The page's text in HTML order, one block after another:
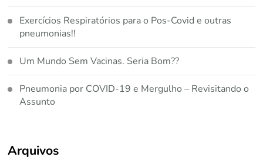
Exercícios Respiratórios para o Pos-Covid e outras
pneumonias!!
Um Mundo Sem Vacinas. Seria Bom??
Pneumonia por COVID-19 e Mergulho – Revisitando o
Assunto
Arquivos